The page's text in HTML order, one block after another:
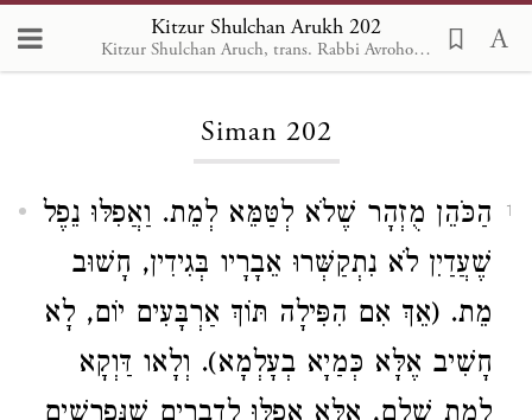
Kitzur Shulchan Arukh 202
Kitzur Shulchan Aruch, trans. Rabbi Avrohom Davis, Metsudah Pub., 1996
Loading...
Siman 202
1
הַכֹּהֵן מֻזְהָר שֶׁלֹא לְטַּמֵּא לְמֵת. וַאֲפִלּוּ נֵפֶל
שֶׁעֲדַיִן לֹא נִתְקַשְּׁרוּ אֵבָרָיו בְּגִידִין, חָשׁוּב
מֵת. (אֵךְ אִם הִפִּילָה תּוֹךְ אַרְבָּעִים יוֹם, לָא
חָשִׁיב אֶלָּא כְּמַיָא בְעָלְמָא). וְלָאו דַּוְקָא